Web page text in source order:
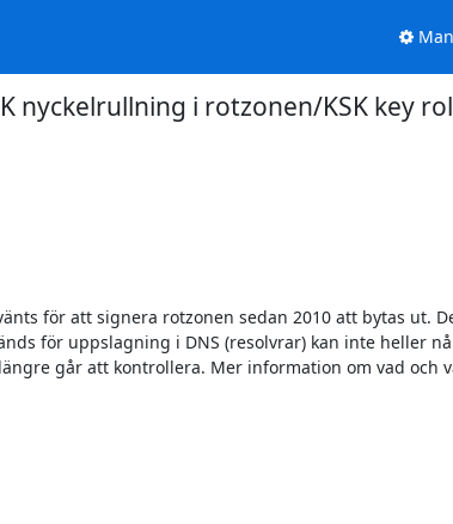
nyckelrullning i rotzonen/KSK key
för att signera rotzonen sedan 2010 att bytas ut.
för uppslagning i DNS (resolvrar) kan inte heller
går att kontrollera. Mer information om vad och